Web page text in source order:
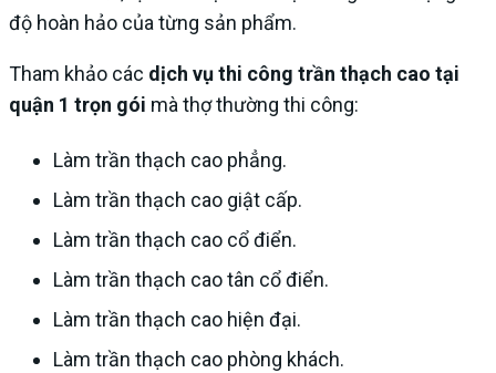
độ hoàn hảo của từng sản phẩm.
Tham khảo các dịch vụ thi công trần thạch cao tại
quận 1 trọn gói mà thợ thường thi công:
Làm trần thạch cao phẳng.
Làm trần thạch cao giật cấp.
Làm trần thạch cao cổ điển.
Làm trần thạch cao tân cổ điển.
Làm trần thạch cao hiện đại.
Làm trần thạch cao phòng khách.